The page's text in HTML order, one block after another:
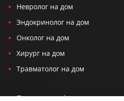
Невролог на дом
Эндокринолог на дом
Онколог на дом
Хирург на дом
Травматолог на дом
Политика конфиденциальности